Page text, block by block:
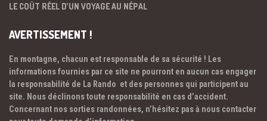
LE COÛT RÉEL D’UN VOYAGE AU NÉPAL
AVERTISSEMENT !
En montagne, chacun est responsable de sa sécurité ! Les
informations fournies par ce site ne pourront en aucun cas engager
la responsabilité de La Rando et des personnes qui participent au
site. Nous déclinons toute responsabilité en cas d’accident.
Concernant nos sorties randonnées, n’hésitez pas à nous contacter